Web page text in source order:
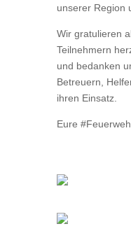
unserer Region
Wir gratulieren
Teilnehmern
und bedanken
Betreuern,
ihren Einsatz.
Eure